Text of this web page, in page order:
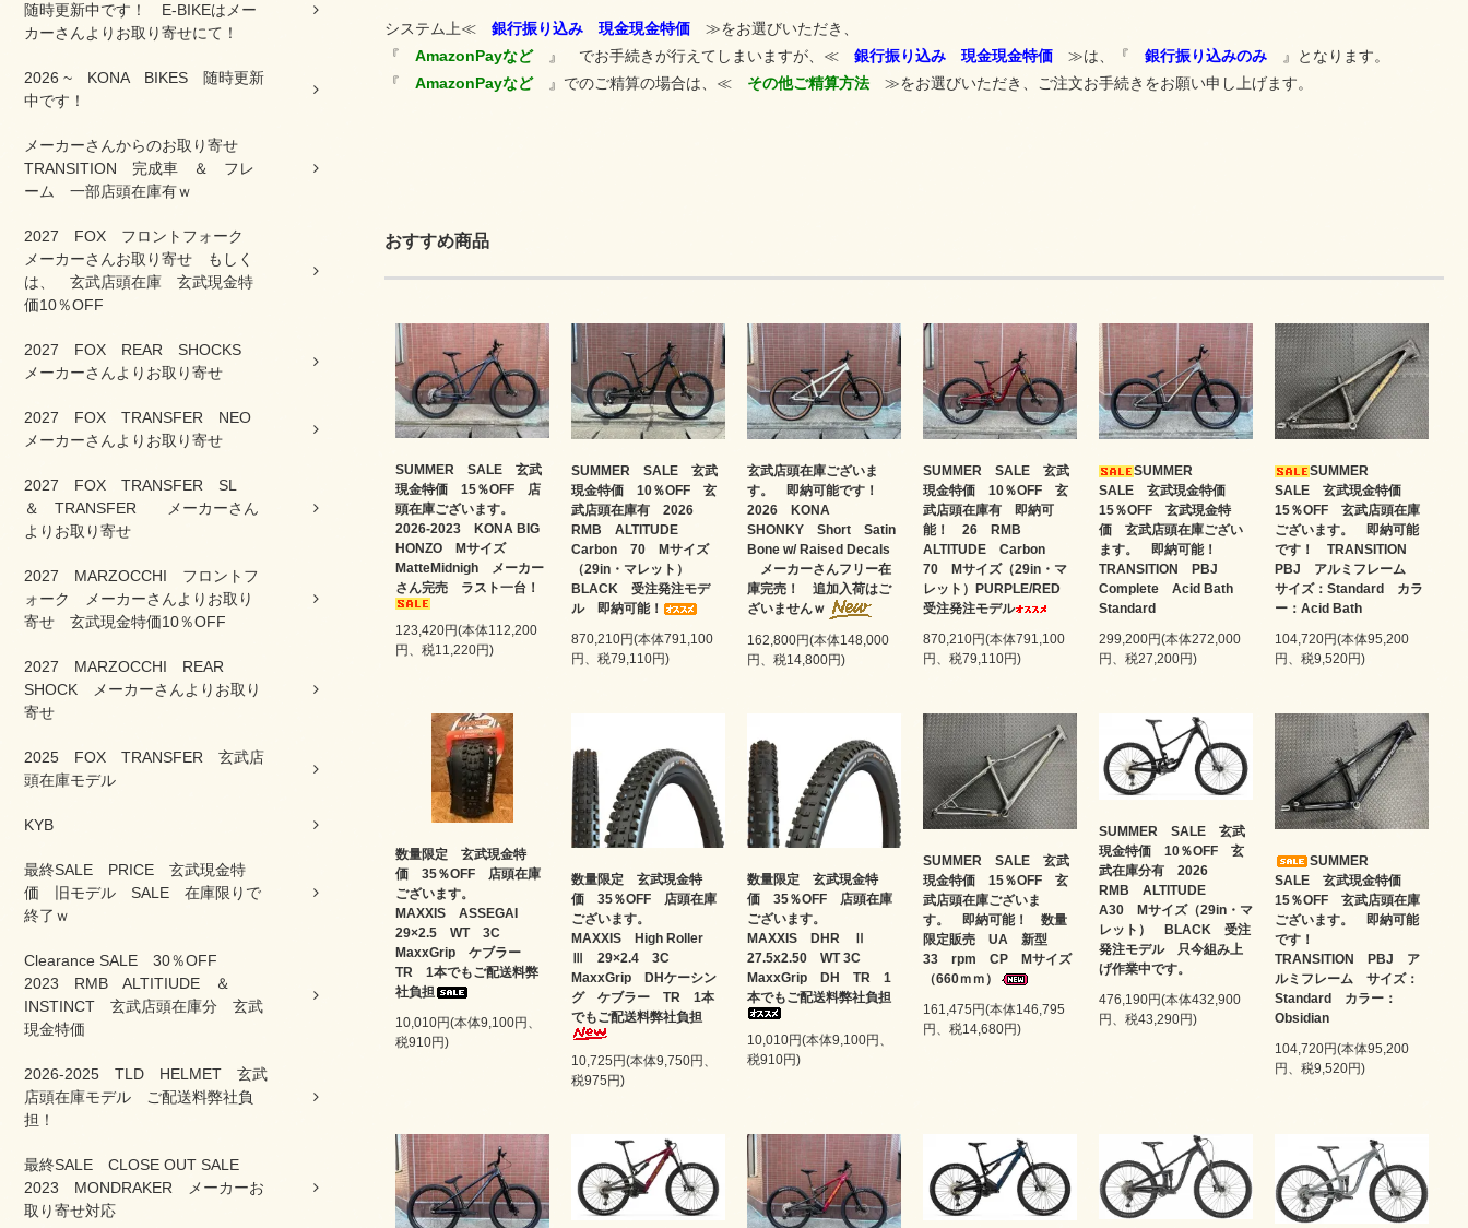
随時更新中です！ E-BIKEはメー
カーさんよりお取り寄せにて！
2026 ~ KONA BIKES 随時更新
中です！
メーカーさんからのお取り寄せ
TRANSITION 完成車 ＆ フレ
ーム 一部店頭在庫有ｗ
2027 FOX フロントフォーク
メーカーさんお取り寄せ もしく
は、 玄武店頭在庫 玄武現金特
価10％OFF
2027 FOX REAR SHOCKS
メーカーさんよりお取り寄せ
2027 FOX TRANSFER NEO
メーカーさんよりお取り寄せ
2027 FOX TRANSFER SL
＆ TRANSFER メーカーさん
よりお取り寄せ
2027 MARZOCCHI フロントフ
ォーク メーカーさんよりお取り
寄せ 玄武現金特価10％OFF
2027 MARZOCCHI REAR
SHOCK メーカーさんよりお取り
寄せ
2025 FOX TRANSFER 玄武店
頭在庫モデル
KYB
最終SALE PRICE 玄武現金特
価 旧モデル SALE 在庫限りで
終了ｗ
Clearance SALE 30％OFF
2023 RMB ALTITIUDE ＆
INSTINCT 玄武店頭在庫分 玄武
現金特価
2026-2025 TLD HELMET 玄武
店頭在庫モデル ご配送料弊社負
担！
最終SALE CLOSE OUT SALE
2023 MONDRAKER メーカーお
取り寄せ対応
システム上≪ 銀行振り込み 現金現金特価 ≫をお選びいただき、
『 AmazonPayなど』 でお手続きが行えてしまいますが、≪ 銀行振り込み 現金現金特価 ≫は、『 銀行振り込みのみ 』となります。
『 AmazonPayなど』でのご精算の場合は、≪ その他ご精算方法 ≫をお選びいただき、ご注文お手続きをお願い申し上げます。
おすすめ商品
SUMMER SALE 玄武
現金特価 15％OFF 店
頭在庫ございます。
2026-2023 KONA BIG
HONZO Mサイズ
MatteMidnigh メーカー
さん完売 ラスト一台！
123,420円(本体112,200
円、税11,220円)
SUMMER SALE 玄武
現金特価 10％OFF 玄
武店頭在庫有 2026
RMB ALTITUDE
Carbon 70 Mサイズ
（29in・マレット）
BLACK 受注発注モデ
ル 即納可能！
870,210円(本体791,100
円、税79,110円)
玄武店頭在庫ございま
す。 即納可能です！
2026 KONA
SHONKY Short Satin
Bone w/ Raised Decals
メーカーさんフリー在
庫完売！ 追加入荷はご
ざいませんｗ
162,800円(本体148,000
円、税14,800円)
SUMMER SALE 玄武
現金特価 10％OFF 玄
武店頭在庫有 即納可
能！ 26 RMB
ALTITUDE Carbon
70 Mサイズ（29in・マ
レット）PURPLE/RED
受注発注モデル
870,210円(本体791,100
円、税79,110円)
SUMMER
SALE 玄武現金特価
15％OFF 玄武現金特
価 玄武店頭在庫ござい
ます。 即納可能！
TRANSITION PBJ
Complete Acid Bath
Standard
299,200円(本体272,000
円、税27,200円)
SUMMER
SALE 玄武現金特価
15％OFF 玄武店頭在庫
ございます。 即納可能
です！ TRANSITION
PBJ アルミフレーム
サイズ：Standard カラ
ー：Acid Bath
104,720円(本体95,200
円、税9,520円)
数量限定 玄武現金特
価 35％OFF 店頭在庫
ございます。
MAXXIS ASSEGAI
29×2.5 WT 3C
MaxxGrip ケブラー
TR 1本でもご配送料弊
社負担
10,010円(本体9,100円、
税910円)
数量限定 玄武現金特
価 35％OFF 店頭在庫
ございます。
MAXXIS High Roller
Ⅲ 29×2.4 3C
MaxxGrip DHケーシン
グ ケブラー TR 1本
でもご配送料弊社負担
10,725円(本体9,750円、
税975円)
数量限定 玄武現金特
価 35％OFF 店頭在庫
ございます。
MAXXIS DHR Ⅱ
27.5x2.50 WT 3C
MaxxGrip DH TR 1
本でもご配送料弊社負担
10,010円(本体9,100円、
税910円)
SUMMER SALE 玄武
現金特価 15％OFF 玄
武店頭在庫ございま
す。 即納可能！ 数量
限定販売 UA 新型
33 rpm CP Mサイズ
（660ｍｍ）
161,475円(本体146,795
円、税14,680円)
SUMMER SALE 玄武
現金特価 10％OFF 玄
武在庫分有 2026
RMB ALTITUDE
A30 Mサイズ（29in・マ
レット） BLACK 受注
発注モデル 只今組み上
げ作業中です。
476,190円(本体432,900
円、税43,290円)
SUMMER
SALE 玄武現金特価
15％OFF 玄武店頭在庫
ございます。 即納可能
です！
TRANSITION PBJ ア
ルミフレーム サイズ：
Standard カラー：
Obsidian
104,720円(本体95,200
円、税9,520円)